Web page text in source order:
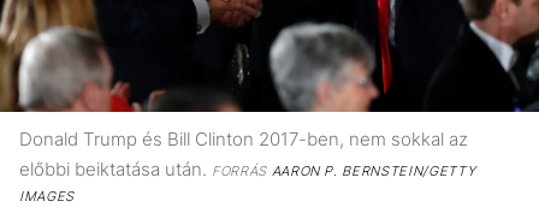
Donald Trump és Bill Clinton 2017-ben, nem sokkal az
előbbi beiktatása után. FORRÁSAARON P. BERNSTEIN/GETTY
IMAGES